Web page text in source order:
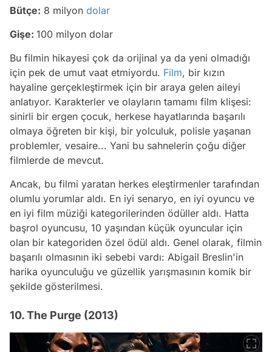
Bütçe: 8 milyon dolar
Gişe: 100 milyon dolar
Bu filmin hikayesi çok da orijinal ya da yeni olmadığı
için pek de umut vaat etmiyordu. Film, bir kızın
hayaline gerçekleştirmek için bir araya gelen aileyi
anlatıyor. Karakterler ve olayların tamamı film klişesi:
sinirli bir ergen çocuk, herkese hayatlarında başarılı
olmaya öğreten bir kişi, bir yolculuk, polisle yaşanan
problemler, vesaire... Yani bu sahnelerin çoğu diğer
filmlerde de mevcut.
Ancak, bu filmi yaratan herkes eleştirmenler tarafından
olumlu yorumlar aldı. En iyi senaryo, en iyi oyuncu ve
en iyi film müziği kategorilerinden ödüller aldı. Hatta
başrol oyuncusu, 10 yaşından küçük oyuncular için
olan bir kategoriden özel ödül aldı. Genel olarak, filmin
başarılı olmasının iki sebebi vardı: Abigail Breslin'in
harika oyunculuğu ve güzellik yarışmasının komik bir
şekilde gösterilmesi.
10. The Purge (2013)